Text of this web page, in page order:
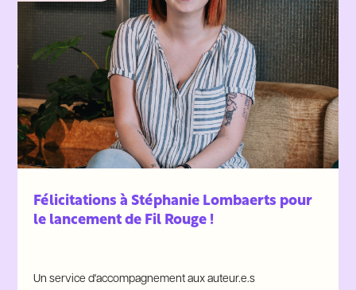
Félicitations à Stéphanie Lombaerts pour
le lancement de Fil Rouge !
Un service d'accompagnement aux auteur.e.s